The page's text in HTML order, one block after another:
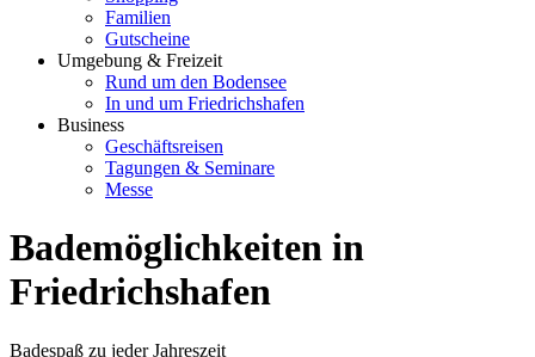
Familien
Gutscheine
Umgebung & Freizeit
Rund um den Bodensee
In und um Friedrichshafen
Business
Geschäftsreisen
Tagungen & Seminare
Messe
Bademöglichkeiten in
Friedrichshafen
Badespaß zu jeder Jahreszeit